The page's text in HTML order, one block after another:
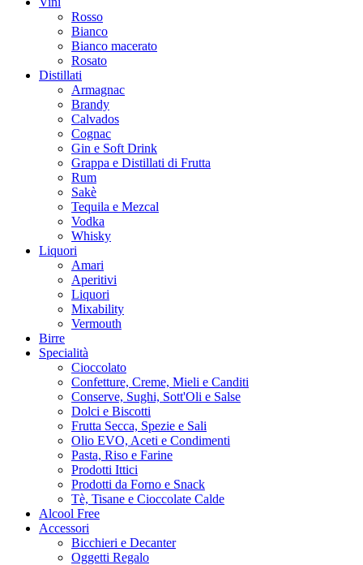
Rosso
Bianco
Bianco macerato
Rosato
Distillati
Armagnac
Brandy
Calvados
Cognac
Gin e Soft Drink
Grappa e Distillati di Frutta
Rum
Sakè
Tequila e Mezcal
Vodka
Whisky
Liquori
Amari
Aperitivi
Liquori
Mixability
Vermouth
Birre
Specialità
Cioccolato
Confetture, Creme, Mieli e Canditi
Conserve, Sughi, Sott'Oli e Salse
Dolci e Biscotti
Frutta Secca, Spezie e Sali
Olio EVO, Aceti e Condimenti
Pasta, Riso e Farine
Prodotti Ittici
Prodotti da Forno e Snack
Tè, Tisane e Cioccolate Calde
Alcool Free
Accessori
Bicchieri e Decanter
Oggetti Regalo